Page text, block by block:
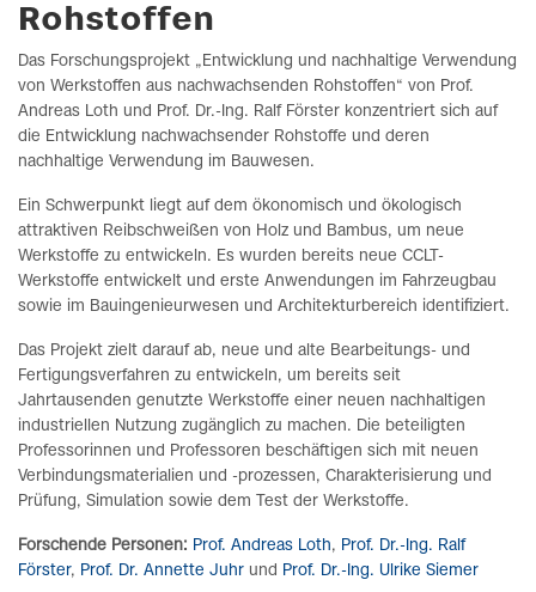
Rohstoffen
Das Forschungsprojekt „Entwicklung und nachhaltige Verwendung
von Werkstoffen aus nachwachsenden Rohstoffen“ von Prof.
Andreas Loth und Prof. Dr.-Ing. Ralf Förster konzentriert sich auf
die Entwicklung nachwachsender Rohstoffe und deren
nachhaltige Verwendung im Bauwesen.
Ein Schwerpunkt liegt auf dem ökonomisch und ökologisch
attraktiven Reibschweißen von Holz und Bambus, um neue
Werkstoffe zu entwickeln. Es wurden bereits neue CCLT-
Werkstoffe entwickelt und erste Anwendungen im Fahrzeugbau
sowie im Bauingenieurwesen und Architekturbereich identifiziert.
Das Projekt zielt darauf ab, neue und alte Bearbeitungs- und
Fertigungsverfahren zu entwickeln, um bereits seit
Jahrtausenden genutzte Werkstoffe einer neuen nachhaltigen
industriellen Nutzung zugänglich zu machen. Die beteiligten
Professorinnen und Professoren beschäftigen sich mit neuen
Verbindungsmaterialien und -prozessen, Charakterisierung und
Prüfung, Simulation sowie dem Test der Werkstoffe.
Forschende Personen: Prof. Andreas Loth, Prof. Dr.-Ing. Ralf
Förster, Prof. Dr. Annette Juhr und Prof. Dr.-Ing. Ulrike Siemer